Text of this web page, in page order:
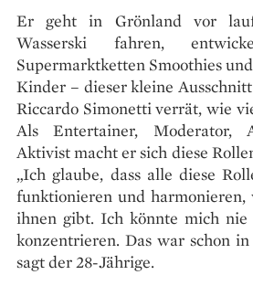
Er geht in Grönland vor
Wasserski fahren,
Supermarktketten Smoothies
Kinder – dieser kleine
Riccardo Simonetti verrät, wie
Als Entertainer, Moderator,
Aktivist macht er sich diese
„Ich glaube, dass alle diese
funktionieren und harmonieren,
ihnen gibt. Ich könnte mich nie
konzentrieren. Das war schon
sagt der 28-Jährige.